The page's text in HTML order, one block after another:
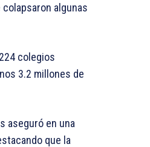
algunas
colegios
3.2 millones de
aseguró en una
que la